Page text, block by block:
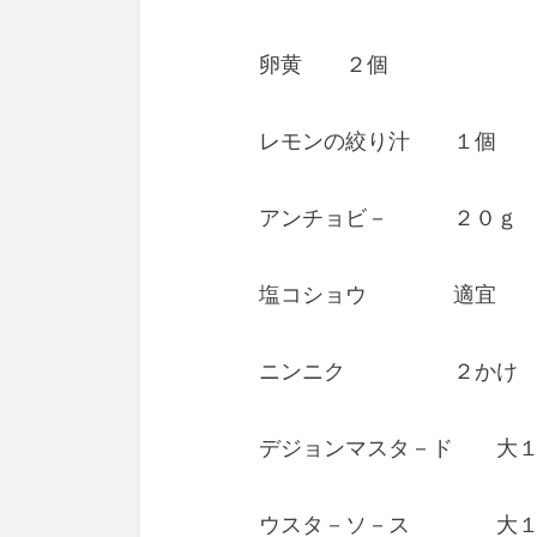
卵黄 ２個
レモンの絞り汁 １個
アンチョビ－ ２０ｇ
塩コショウ 適宜
ニンニク ２かけ
デジョンマスタ－ド 大
ウスタ－ソ－ス 大